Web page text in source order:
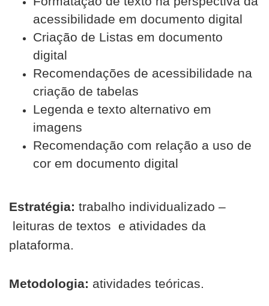
acessibilidade em documento digital
Criação de Listas em documento
digital
Recomendações de acessibilidade na
criação de tabelas
Legenda e texto alternativo em
imagens
Recomendação com relação a uso de
cor em documento digital
Estratégia: trabalho individualizado –
leituras de textos e atividades da
plataforma.
Metodologia: atividades teóricas.